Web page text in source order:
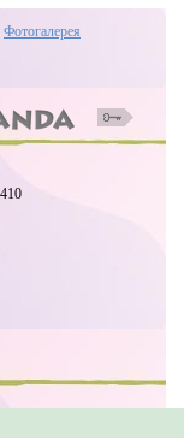
Фотогалерея